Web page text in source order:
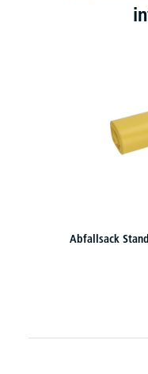
Abfallsack